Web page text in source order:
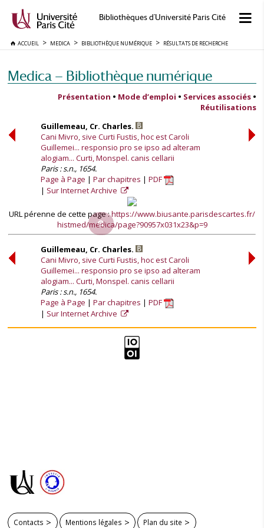
Bibliothèques d'Université Paris Cité
ACCUEIL MEDICA BIBLIOTHÈQUE NUMÉRIQUE RÉSULTATS DE RECHERCHE
Medica — Bibliothèque numérique
Présentation • Mode d’emploi • Services associés •
Réutilisations
Guillemeau, Cr. Charles.
Cani Mivro, sive Curti Fustis, hoc est Caroli
Guillemei... responsio pro se ipso ad alteram
alogiam... Curti, Monspel. canis cellarii
Paris : s.n., 1654.
Page à Page
Par chapitres
PDF
Sur Internet Archive
URL pérenne de cette page :https://www.biusante.parisdescartes.fr/
histmed/medica/page?90957x031x23&p=9
Guillemeau, Cr. Charles.
Cani Mivro, sive Curti Fustis, hoc est Caroli
Guillemei... responsio pro se ipso ad alteram
alogiam... Curti, Monspel. canis cellarii
Paris : s.n., 1654.
Page à Page
Par chapitres
PDF
Sur Internet Archive
Contacts Mentions légales Plan du site